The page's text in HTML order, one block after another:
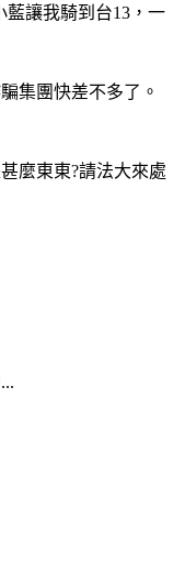
藍讓我騎到台13，一
集團快差不多了。
麼東東?請法大來處